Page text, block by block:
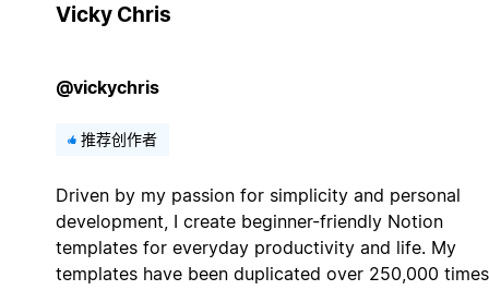
Vicky Chris
@vickychris
推荐创作者
Driven by my passion for simplicity and personal
development, I create beginner-friendly Notion
templates for everyday productivity and life. My
templates have been duplicated over 250,000 times